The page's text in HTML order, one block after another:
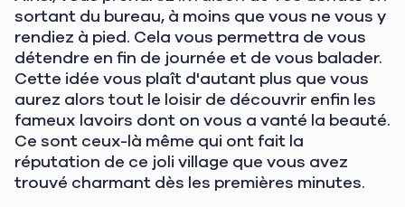
sortant du bureau, à moins que vous ne vous y
rendiez à pied. Cela vous permettra de vous
détendre en fin de journée et de vous balader.
Cette idée vous plaît d'autant plus que vous
aurez alors tout le loisir de découvrir enfin les
fameux lavoirs dont on vous a vanté la beauté.
Ce sont ceux-là même qui ont fait la
réputation de ce joli village que vous avez
trouvé charmant dès les premières minutes.